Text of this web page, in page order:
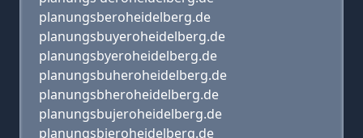
planungsberoheidelberg.de
planungsbuyeroheidelberg.de
planungsbyeroheidelberg.de
planungsbuheroheidelberg.de
planungsbheroheidelberg.de
planungsbujeroheidelberg.de
planungsbjeroheidelberg.de